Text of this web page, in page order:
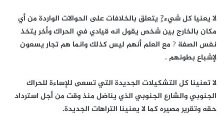
لا يعنيا كل شيء?ٍ يتعلق بالخلافات على الحوالات الواردة من أي
مكان بالخارج بين شخص يقول انه قيادي في الحراك وأخر يتخذ
نفس الصفة ? مع العلم أنهم ليس كذلك وانما هم تجار يسعون
لإشباع بطونهم .
لا تعنينا كل التشكيلات الجديدة التي تسعى للإساءة للحراك
الجنوبي والشارع الجنوبي الذي يناضل منذ وقت من أجل استرداد
حقه وتقرير مصيره كما لا يعنينا التراهات الجديدة.